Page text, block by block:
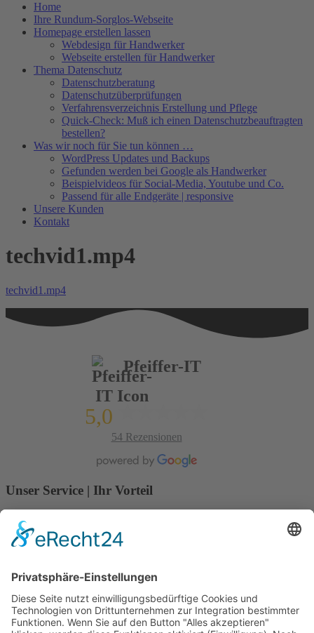
Home
Ihre Rundum-Sorglos-Webseite
Homepage erstellen lassen
Webdesign für Handwerker
Webseite erstellen für Handwerker
Thema Datenschutz
Datenschutzberatung
Datenschutzüberprüfungen
Verfahrensverzeichnis Erstellung und Pflege
Quick-Check: Muß ich einen Datenschutzbeauftragten
bestellen?
Was wir noch für Sie tun können …
WordPress Updates und Backups
Gefunden werden bei Google als Handwerker
Beispielvideos für Social-Media, Youtube und Co.
Passend für alle Endgeräte | responsive
Unsere Kunden
Kontakt
techvid1.mp4
techvid1.mp4
Pfeiffer-IT
5,0
54 Rezensionen
Unser Service | Ihr Vorteil
Sprechen Sie mit uns.....
Unverbindlich Kontakt aufnehmen